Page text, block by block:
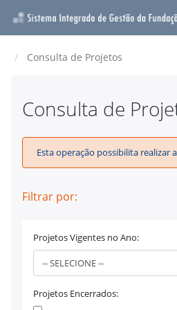
Consulta de Projetos
Consulta de
Esta operação possibilita realizar
Filtrar por:
Projetos Vigentes no Ano:
Projetos Encerrados: